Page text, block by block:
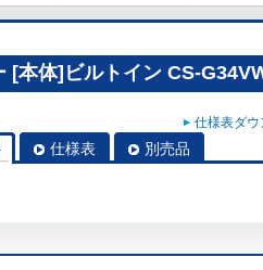
[本体]ビルトイン CS-
仕様表ダ
仕様表 別売品